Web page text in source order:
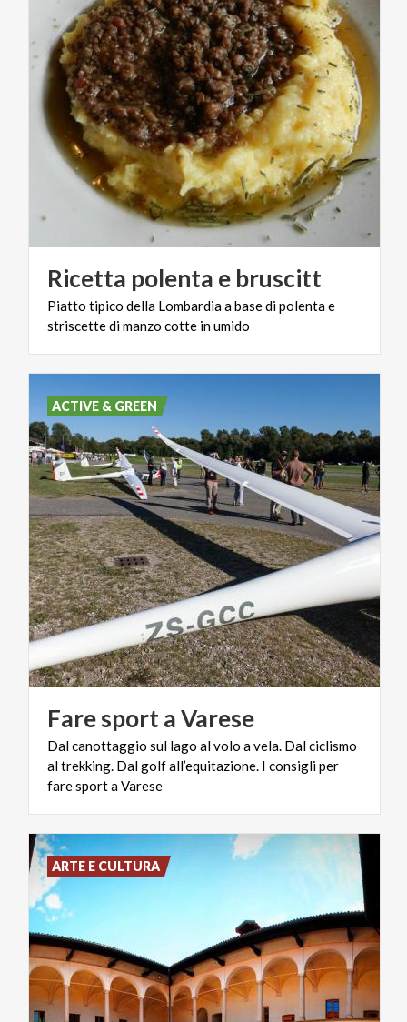
Ricetta polenta e bruscitt
Piatto tipico della Lombardiaabasedipolentae
striscettedimanzo cotte inumido
FaresportaVarese
Dal canottaggio sul lago al volo a vela. Dal ciclismo
al trekking. Dal golf all’equitazione. I consigli per
fare sport a Varese
ACTIVE & GREEN
ARTE E CULTURA